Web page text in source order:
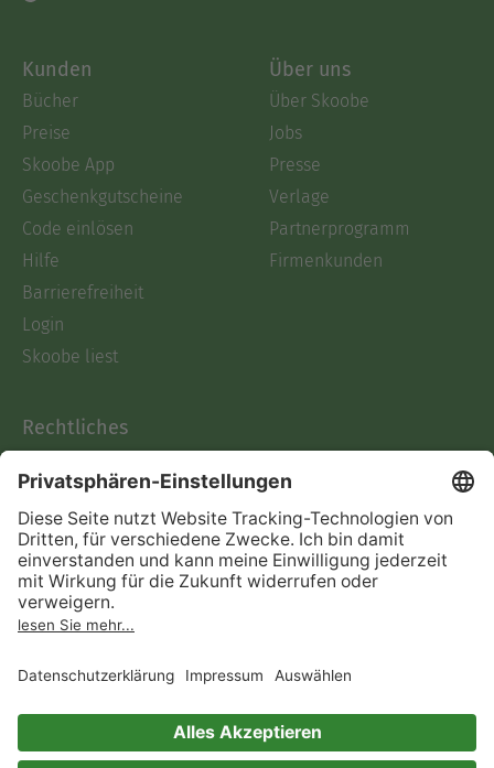
Kunden
Bücher
Preise
Skoobe App
Geschenkgutscheine
Code einlösen
Hilfe
Barrierefreiheit
Login
Skoobe liest
Über uns
Über Skoobe
Jobs
Presse
Verlage
Partnerprogramm
Firmenkunden
Rechtliches
AGB
Informationen nach Data
Act
Verträge hier kündigen
Impressum
Immer ein gutes Buch